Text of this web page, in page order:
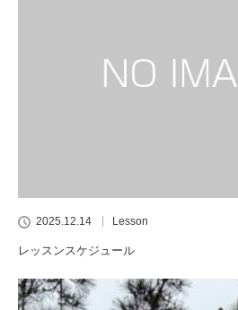
2025.12.14 Lesson
レッスンスケジュール